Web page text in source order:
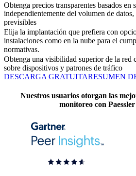
Obtenga precios transparentes basados en
independientemente del volumen de
previsibles
Elija la implantación que prefiera con
instalaciones como en la nube para el
normativas.
Obtenga una visibilidad superior de la red
sobre dispositivos y patrones de tráfico
DESCARGA GRATUITARESUMEN
Nuestros usuarios otorgan las
monitoreo con